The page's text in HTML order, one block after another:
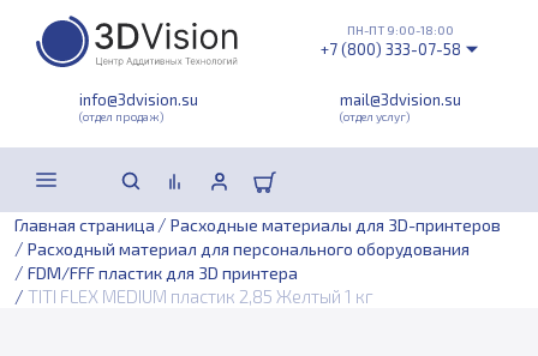
info@3dvision.su
(отдел продаж)
mail@3dvision.su
(отдел услуг)
ПН-ПТ 9:00-18:00
+7 (800) 333-07-58
Главная страница / Расходные материалы для 3D-принтеров
/ Расходный материал для персонального оборудования
/ FDM/FFF пластик для 3D принтера
/ TITI FLEX MEDIUM пластик 2,85 Желтый 1 кг